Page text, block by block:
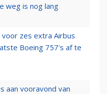
weg is nog lang
zes extra Airbus
Boeing 757's af te
aan vooravond van